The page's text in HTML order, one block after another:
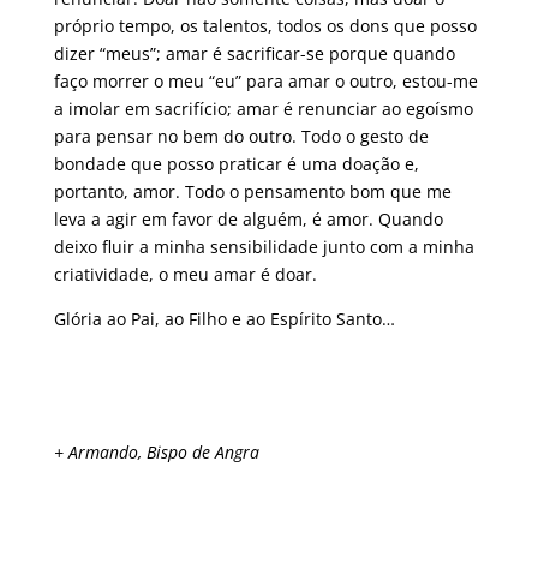
próprio tempo, os talentos, todos os dons que posso
dizer “meus”; amar é sacrificar-se porque quando
faço morrer o meu “eu” para amar o outro, estou-me
a imolar em sacrifício; amar é renunciar ao egoísmo
para pensar no bem do outro. Todo o gesto de
bondade que posso praticar é uma doação e,
portanto, amor. Todo o pensamento bom que me
leva a agir em favor de alguém, é amor. Quando
deixo fluir a minha sensibilidade junto com a minha
criatividade, o meu amar é doar.
Glória ao Pai, ao Filho e ao Espírito Santo…
+ Armando, Bispo de Angra